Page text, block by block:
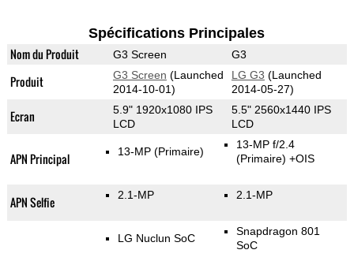
Spécifications Principales
Nom du Produit G3 Screen G3
Produit G3 Screen (Launched
2014-10-01)
LG G3 (Launched
2014-05-27)
Ecran
5.9" 1920x1080 IPS
LCD
5.5" 2560x1440 IPS
LCD
APN Principal 13-MP (Primaire)
13-MP f/2.4
(Primaire) +OIS
APN Selfie 2.1-MP 2.1-MP
LG Nuclun SoC
Snapdragon 801
SoC